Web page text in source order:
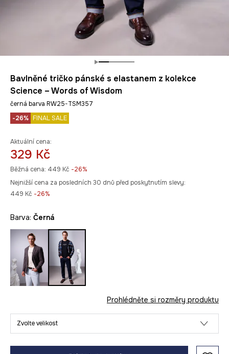
Bavlněné tričko pánské s elastanem z kolekce
Science – Words of Wisdom
černá barva RW25-TSM357
-26% FINAL SALE
Aktuální cena:
329 Kč
Běžná cena: 449 Kč -26%
Nejnižší cena za posledních 30 dnů před poskytnutím slevy:
449 Kč -26%
Barva: černá
Prohlédněte si rozměry produktu
Zvolte velikost